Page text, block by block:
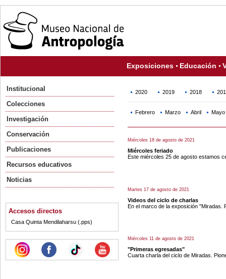
Exposiciones Educación
Institucional
Colecciones
Investigación
Conservación
Publicaciones
Recursos educativos
Noticias
Accesos directos
Casa Quinta Mendilaharsu (.pps)
2020 2019 2018
Febrero Marzo Abril Mayo
Miércoles 18 de agosto de 2021
Miércoles feriado
Este miércoles 25 de agosto estamos
Martes 17 de agosto de 2021
Videos del ciclo de charlas
En el marco de la exposición "Miradas.
Miércoles 11 de agosto de 2021
"Primeras egresadas"
Cuarta charla del ciclo de Miradas.